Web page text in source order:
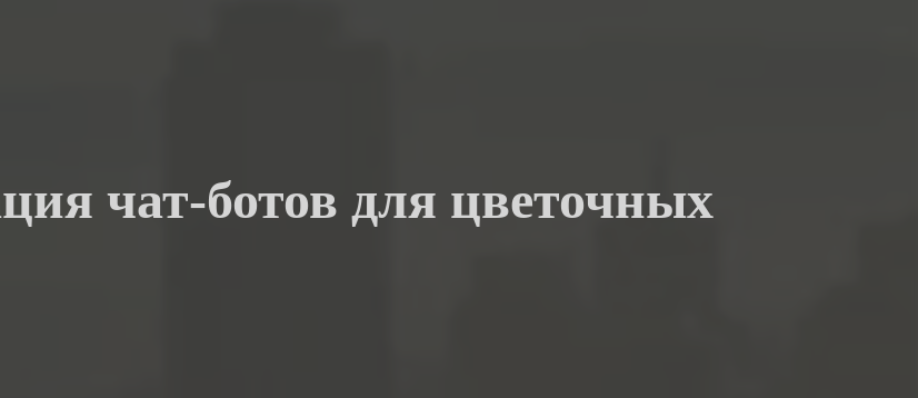
чат-ботов для цветочных